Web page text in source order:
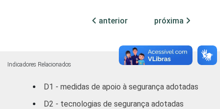
veículos
pessoais e
domésticos
Alojamento e
Alimentação
anterior próxima
Indicadores Relacionados
D1 - medidas de apoio à segurança adotadas
D2 - tecnologias de segurança adotadas